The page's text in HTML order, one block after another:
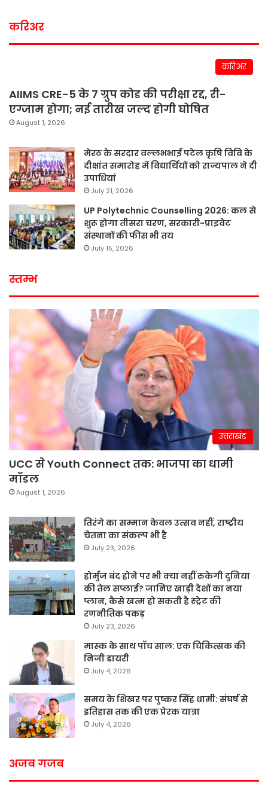
करिअर
करिअर
AIIMS CRE-5 के 7 ग्रुप कोड की परीक्षा रद्द, री-
एग्जाम होगा; नई तारीख जल्द होगी घोषित
August 1, 2026
मेरठ के सरदार वल्लभभाई पटेल कृषि विवि के
दीक्षांत समारोह में विद्यार्थियों को राज्यपाल ने दी
उपाधियां
July 21, 2026
UP Polytechnic Counselling 2026: कल से
शुरू होगा तीसरा चरण, सरकारी-प्राइवेट
संस्थानों की फीस भी तय
July 15, 2026
स्तम्भ
उत्तराखंड
UCC से Youth Connect तक: भाजपा का धामी
मॉडल
August 1, 2026
तिरंगे का सम्मान केवल उत्सव नहीं, राष्ट्रीय
चेतना का संकल्प भी है
July 23, 2026
होर्मुज बंद होने पर भी क्या नहीं रुकेगी दुनिया
की तेल सप्लाई? जानिए खाड़ी देशों का नया
प्लान, कैसे खत्म हो सकती है स्ट्रेट की
रणनीतिक पकड़
July 23, 2026
मास्क के साथ पॉच साल: एक चिकित्सक की
निजी डायरी
July 4, 2026
समय के शिखर पर पुष्कर सिंह धामी: संघर्ष से
इतिहास तक की एक प्रेरक यात्रा
July 4, 2026
अजब गजब